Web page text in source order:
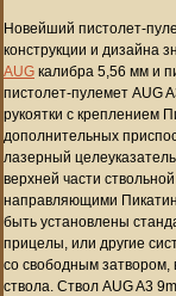
Новейший пистолет-
конструкции и дизайна
AUG калибра 5,56 мм и
пистолет-пулемет AUG
рукоятки с креплением
дополнительных
лазерный
верхней части
направляющими
быть установлены
прицелы, или другие
со свободным затвором,
ствола. Ствол AUG A3